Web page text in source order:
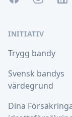
INITIATIV
Trygg bandy
Svensk bandys
värdegrund
Dina